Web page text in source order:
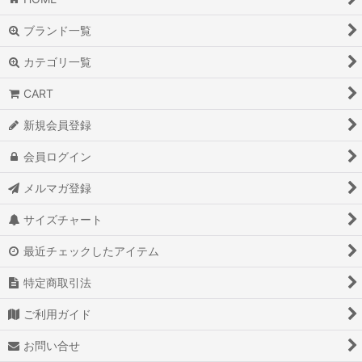
ブランド一覧
カテゴリ一覧
CART
新規会員登録
会員ログイン
メルマガ登録
サイズチャート
最近チェックしたアイテム
特定商取引法
ご利用ガイド
お問い合せ